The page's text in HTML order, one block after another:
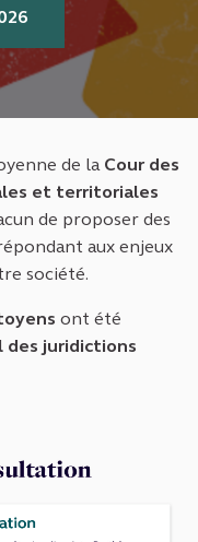
de la Cour des
et territoriales
de proposer des
aux enjeux
société.
ont été
des juridictions